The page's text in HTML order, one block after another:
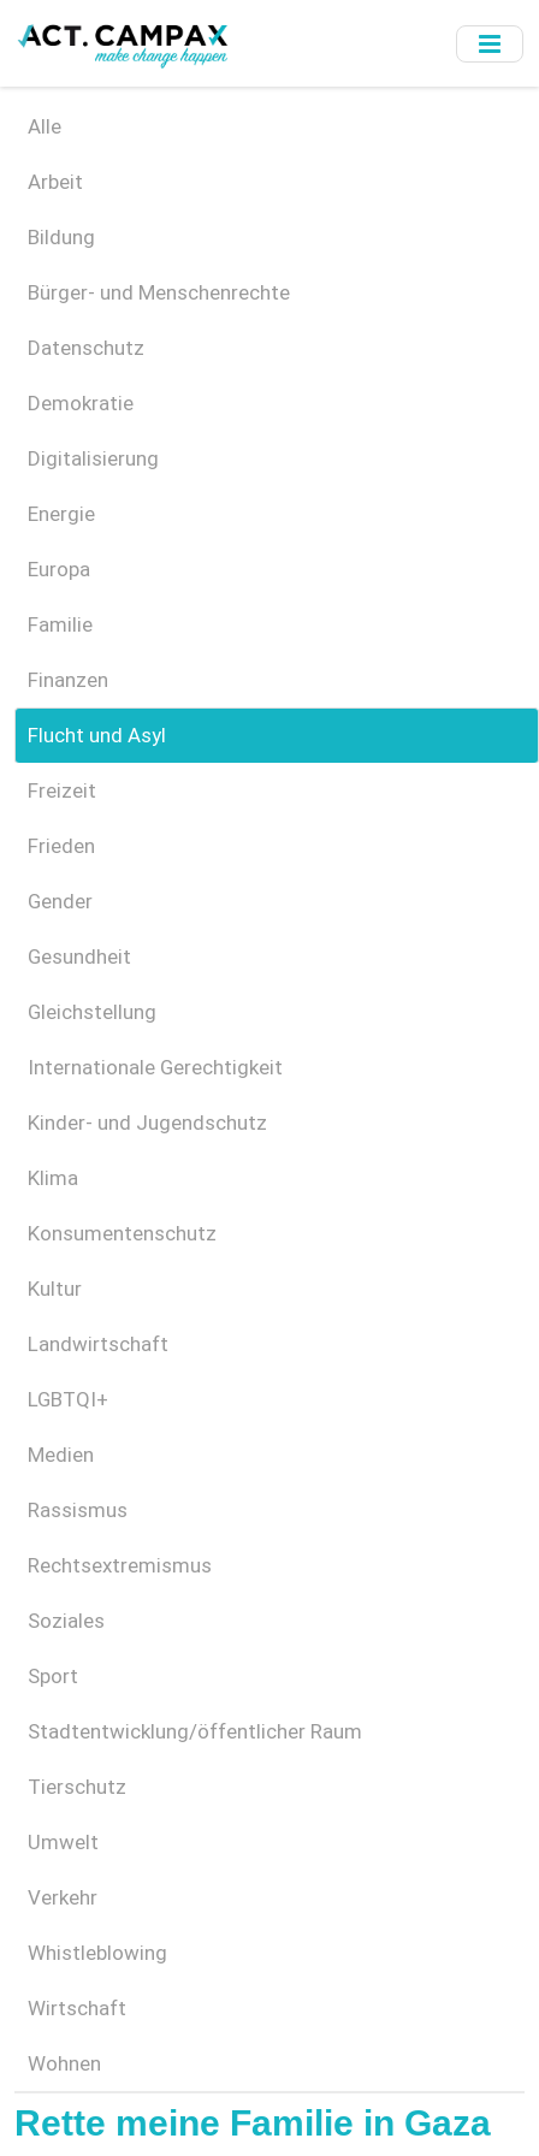
to
Alle
Arbeit
Bildung
Bürger- und Menschenrechte
Datenschutz
Demokratie
Digitalisierung
Energie
Europa
Familie
Finanzen
Flucht und Asyl
Freizeit
Frieden
Gender
Gesundheit
Gleichstellung
Internationale Gerechtigkeit
Kinder- und Jugendschutz
Klima
Konsumentenschutz
Kultur
Landwirtschaft
LGBTQI+
Medien
Rassismus
Rechtsextremismus
Soziales
Sport
Stadtentwicklung/öffentlicher Raum
Tierschutz
Umwelt
Verkehr
Whistleblowing
Wirtschaft
Wohnen
Rette meine Familie in Gaza